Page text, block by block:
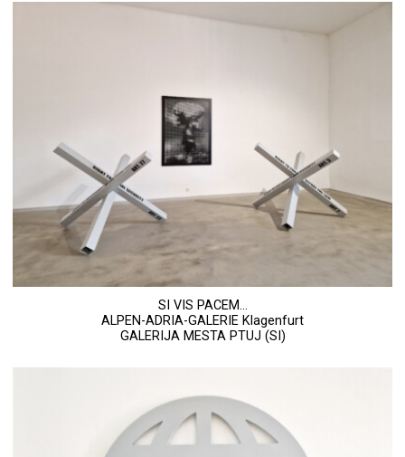
SI VIS PACEM…
ALPEN-ADRIA-GALERIE Klagenfurt
GALERIJA MESTA PTUJ (SI)